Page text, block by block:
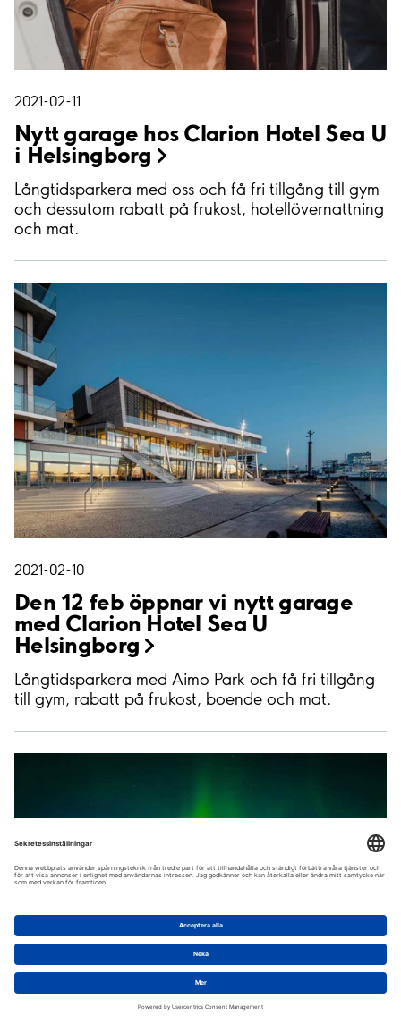
2021-02-11
Nytt garage hos Clarion Hotel Sea U
i Helsingborg
Långtidsparkera med oss och få fri tillgång till gym
och dessutom rabatt på frukost, hotellövernattning
och mat.
2021-02-10
Den 12 feb öppnar vi nytt garage
med Clarion Hotel Sea U
Helsingborg
Långtidsparkera med Aimo Park och få fri tillgång
till gym, rabatt på frukost, boende och mat.